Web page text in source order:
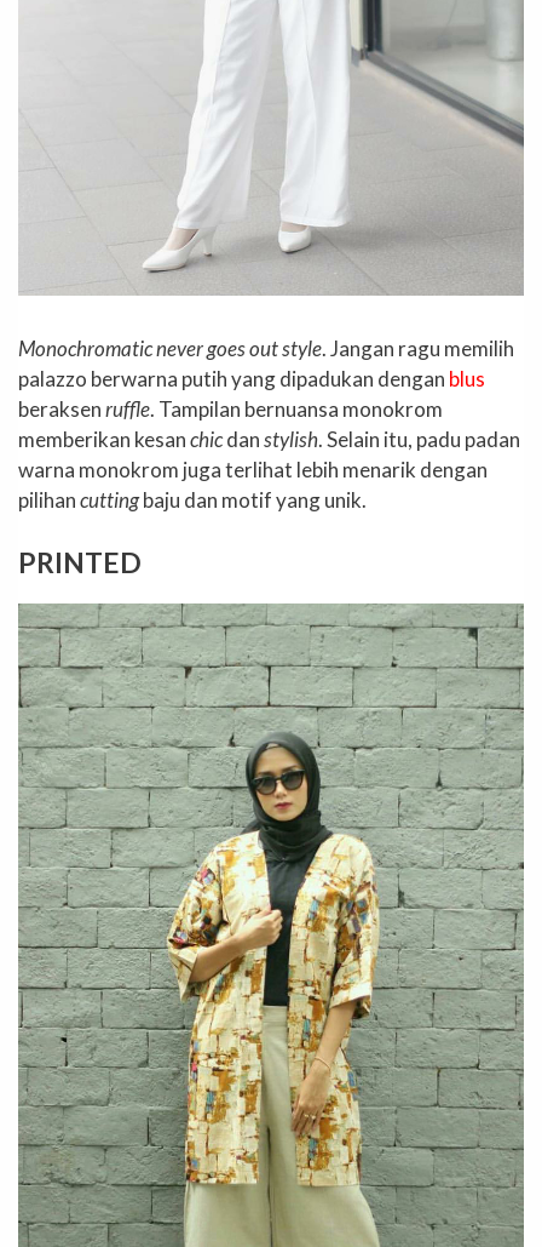
Monochromatic never goes out style. Jangan ragu memilih
palazzo berwarna putih yang dipadukan dengan blus
beraksenruffle. Tampilan bernuansa monokrom
memberikan kesanchicdanstylish. Selain itu, padu padan
warna monokrom juga terlihat lebih menarik dengan
pilihancuttingbaju dan motif yang unik.
PRINTED